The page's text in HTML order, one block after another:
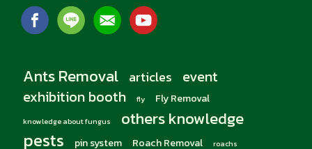
Ants Removal articles
event
exhibition booth
fly Fly Removal
knowledge about fungus others knowledge
pests pin system Roach Removal roachs